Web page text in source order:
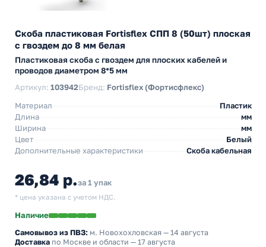
Скоба пластиковая Fortisflex СПП 8 (50шт) плоская
с гвоздем до 8 мм белая
Пластиковая скоба с гвоздем для плоских кабелей и
проводов диаметром 8*5 мм
Артикул: 103942Бренд: Fortisflex (Фортисфлекс)
Материал
Пластик
Длина
мм
Ширина
мм
Цвет
Белый
Дополнительные характеристики
Скоба кабельная
26,84 р.за 1 упак
* цена указана с учетом НДС.
Наличие
Самовывоз из ПВЗ: м. Новохохловская — 14 августа
Доставка по Москве и области — 17 августа